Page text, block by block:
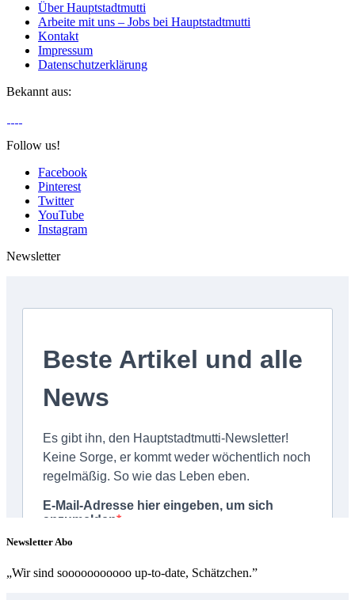
Über Hauptstadtmutti
Arbeite mit uns – Jobs bei Hauptstadtmutti
Kontakt
Impressum
Datenschutzerklärung
Bekannt aus:
Follow us!
Facebook
Pinterest
Twitter
YouTube
Instagram
Newsletter
Newsletter Abo
„Wir sind sooooooooooo up-to-date, Schätzchen.”